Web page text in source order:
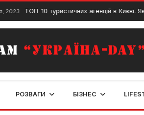
ТОП-10 туристичних агенцій в Києві. Як
РОЗВАГИ БІЗНЕС